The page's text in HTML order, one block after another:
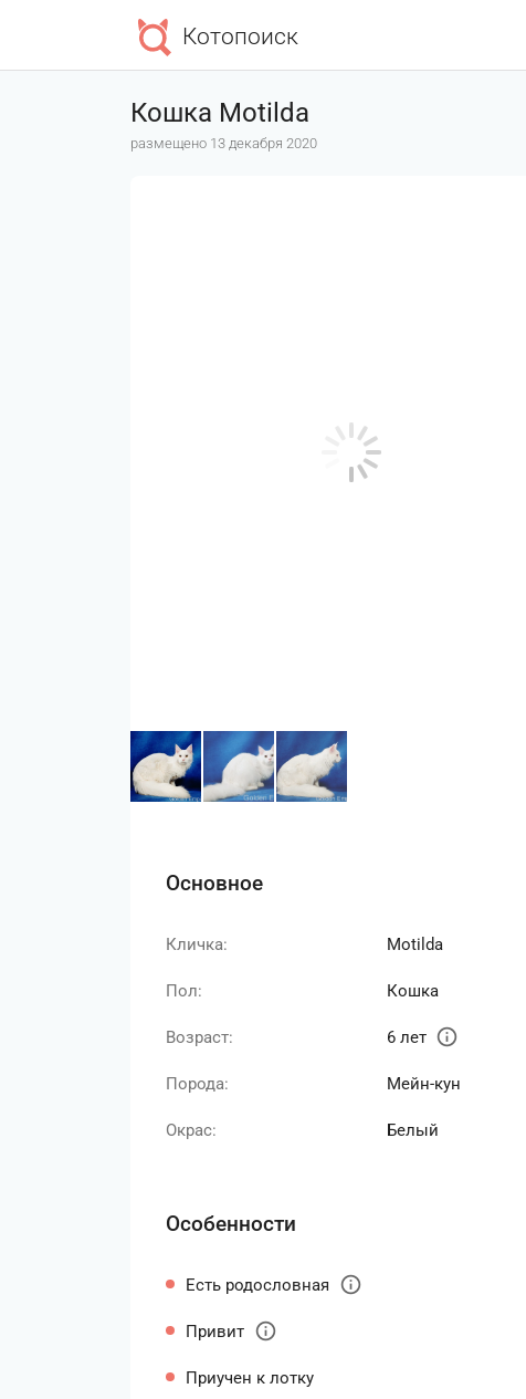
Котопоиск
Кошка Motilda
размещено 13 декабря 2020
Основное
Кличка: Motilda
Пол: Кошка
Возраст: 6 лет info
Порода: Мейн-кун
Окрас: Белый
Особенности
Есть родословная info
Привит info
Приучен к лотку